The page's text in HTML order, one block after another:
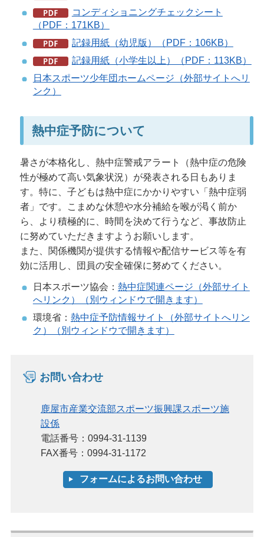
コンディショニングチェックシート
（PDF：171KB）
記録用紙（幼児版）（PDF：106KB）
記録用紙（小学生以上）（PDF：113KB）
日本スポーツ少年団ホームページ（外部サイトへリ
ンク）
熱中症予防について
暑さが本格化し、熱中症警戒アラート（熱中症の危険
性が極めて高い気象状況）が発表される日もありま
す。特に、子どもは熱中症にかかりやすい「熱中症弱
者」です。こまめな休憩や水分補給を喉が渇く前か
ら、より積極的に、時間を決めて行うなど、事故防止
に努めていただきますようお願いします。
また、関係機関が提供する情報や配信サービス等を有
効に活用し、団員の安全確保に努めてください。
日本スポーツ協会： 熱中症関連ページ（外部サイト
へリンク）（別ウィンドウで開きます）
環境省： 熱中症予防情報サイト（外部サイトへリン
ク）（別ウィンドウで開きます）
お問い合わせ
鹿屋市産業交流部スポーツ振興課スポーツ施
設係
電話番号：0994-31-1139
FAX番号：0994-31-1172